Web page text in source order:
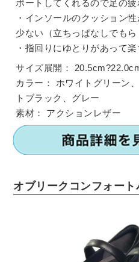
ポートしてくれるので足の
・インソールのクッション
少ない（立ちっぱなしでもら
・指回りにゆとりがあって楽
サイズ展開：
カラー：
ホワイトグリーン
トブラック、グレー
素材：
アクションレザー
オブリークコンフォート